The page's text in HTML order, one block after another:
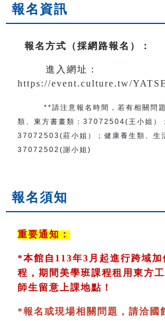
報名資訊
報名方式（採網路報名） ：
進入網址：
https://event.culture.tw/
**請注意報名時間，若有相關問題
類、東方書畫類： 37072504(王小姐） ；
37072503(莊小姐）； 健康養生類、生
37072502(謝小姐)
報名須知
重要通知：
*本館自113年3月起進行跨域加
程，期間美學班課程租用東方
師生留意上課地點！
*報名或現場相關問題，請洽國